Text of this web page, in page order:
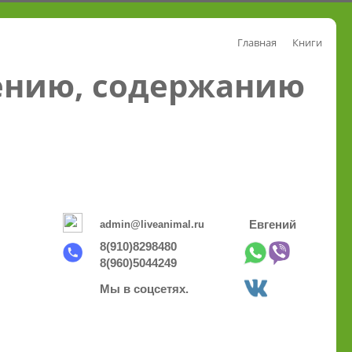
Главная Книги
содержанию
admin@liveanimal.ru
Евгений
8(910)8298480
8(960)5044249
Мы в соцсетях.